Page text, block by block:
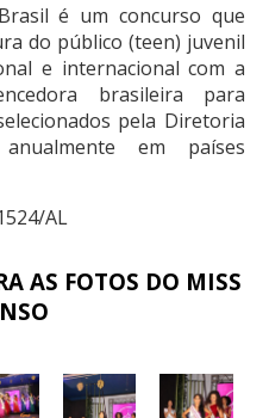
é um concurso que
do público (teen) juvenil
e internacional com a
brasileira para
pela Diretoria
em países
AL
AS FOTOS DO MISS